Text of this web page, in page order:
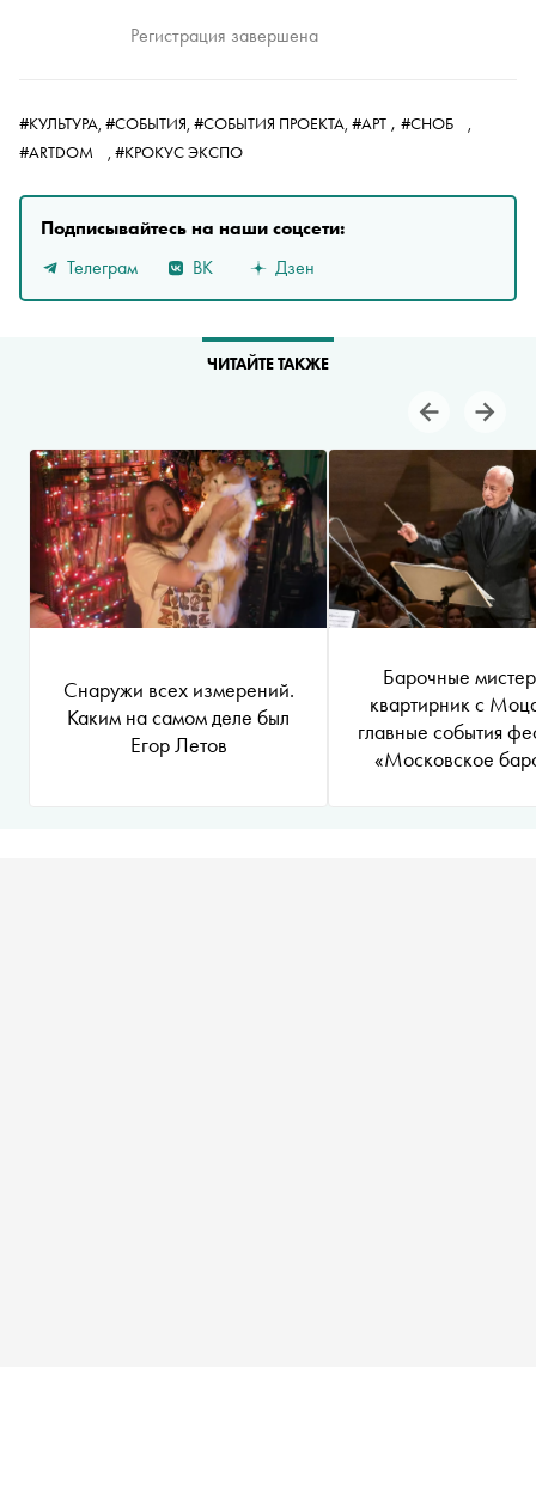
Регистрация завершена
#КУЛЬТУРА, #СОБЫТИЯ, #СОБЫТИЯ ПРОЕКТА, #АРТ , #СНОБ
,
#ARTDOM
, #КРОКУС ЭКСПО
Подписывайтесь на наши соцсети:
Телеграм
ВК Дзен
ЧИТАЙТЕ ТАКЖЕ
Снаружи всех измерений.
Каким на самом деле был
Егор Летов
Барочные
квартирник с
главные события
«Московское